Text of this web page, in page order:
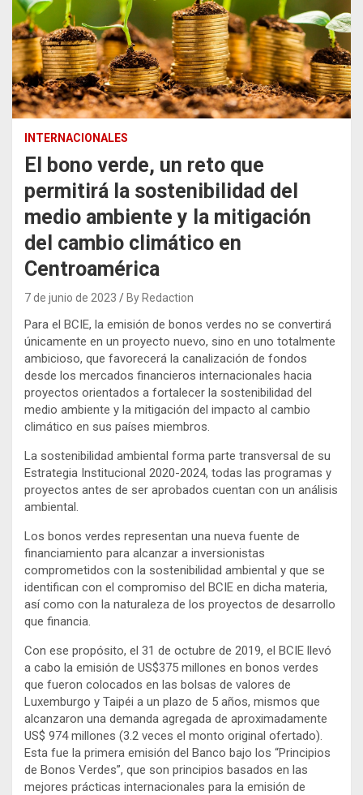
INTERNACIONALES
El bono verde, un reto que
permitirá la sostenibilidad del
medio ambiente y la mitigación
del cambio climático en
Centroamérica
7 de junio de 2023 By Redaction
Para el BCIE, la emisión de bonos verdes no se convertirá
únicamente en un proyecto nuevo, sino en uno totalmente
ambicioso, que favorecerá la canalización de fondos
desde los mercados financieros internacionales hacia
proyectos orientados a fortalecer la sostenibilidad del
medio ambiente y la mitigación del impacto al cambio
climático en sus países miembros.
La sostenibilidad ambiental forma parte transversal de su
Estrategia Institucional 2020-2024, todas las programas y
proyectos antes de ser aprobados cuentan con un análisis
ambiental.
Los bonos verdes representan una nueva fuente de
financiamiento para alcanzar a inversionistas
comprometidos con la sostenibilidad ambiental y que se
identifican con el compromiso del BCIE en dicha materia,
así como con la naturaleza de los proyectos de desarrollo
que financia.
Con ese propósito, el 31 de octubre de 2019, el BCIE llevó
a cabo la emisión de US$375 millones en bonos verdes
que fueron colocados en las bolsas de valores de
Luxemburgo y Taipéi a un plazo de 5 años, mismos que
alcanzaron una demanda agregada de aproximadamente
US$ 974 millones (3.2 veces el monto original ofertado).
Esta fue la primera emisión del Banco bajo los “Principios
de Bonos Verdes”, que son principios basados en las
mejores prácticas internacionales para la emisión de